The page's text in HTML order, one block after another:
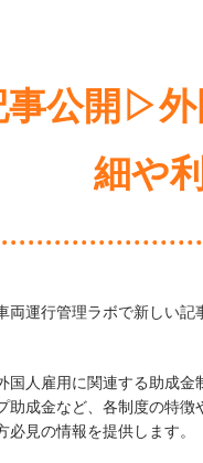
事公開▷外
細や
両運行管理ラボで新しい記
国人雇用に関連する助成金
助成金など、各制度の特
必見の情報を提供します。